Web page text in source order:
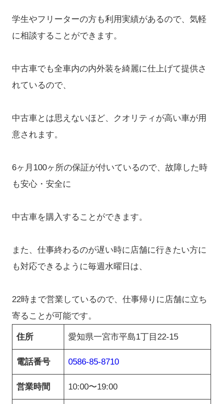
学生やフリーターの方も利用実績があるので、気軽
に相談することができます。
中古車でも全車内の内外装を綺麗に仕上げて提供さ
れているので、
中古車とは思えないほど、クオリティが高い車が用
意されます。
6ヶ月100ヶ所の保証が付いているので、故障した時
も安心・安全に
中古車を購入することができます。
また、仕事終わるのが遅い時に店舗に行きたい方に
も対応できるように毎週水曜日は、
22時まで営業しているので、仕事帰りに店舗に立ち
寄ることが可能です。
住所 愛知県一宮市平島1丁目22-15
電話番号 0586-85-8710
営業時間 10:00〜19:00